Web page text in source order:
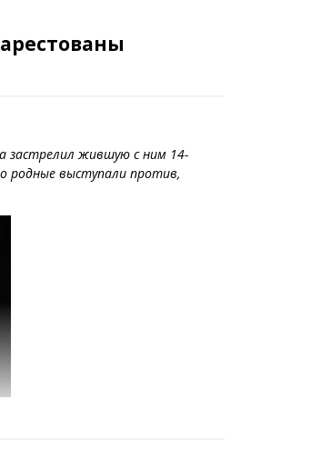
застрелил жившую с ним 14-
родные выступали против,